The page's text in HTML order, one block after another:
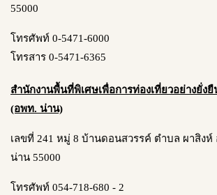
55000
โทรศัพท์ 0-5471-6000
โทรสาร 0-5471-6365
สำนักงานพื้นที่พิเศษเพื่อการท่องเที่ยวอย่างยั่งยื
(อพท. น่าน)
เลขที่ 241 หมู่ 8 บ้านดอนสวรรค์ ตำบล ผาสิงห์
น่าน 55000
โทรศัพท์ 054-718-680 - 2